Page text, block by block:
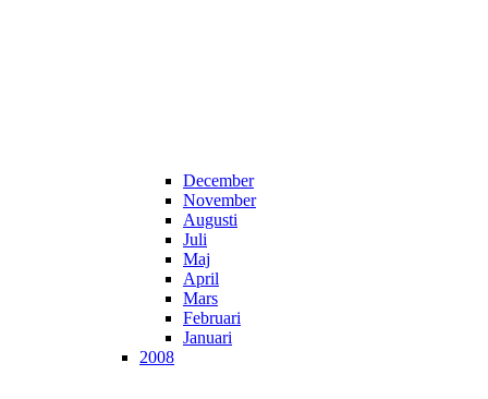
December
November
Augusti
Juli
Maj
April
Mars
Februari
Januari
2008